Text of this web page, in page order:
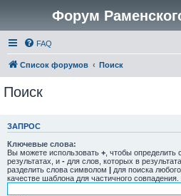
Форум
FAQ
Список форумов Поиск
Поиск
ЗАПРОС
Ключевые слова:
Вы можете использовать + , чтобы
результатах, и - для слов, которых в
разделить слова символом | для поиска
качестве шаблона для частичного совпадения.